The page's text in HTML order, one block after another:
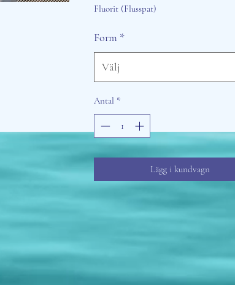
Fluorit (Flusspat)
Form *
Välj
Antal *
Lägg i kundvagn